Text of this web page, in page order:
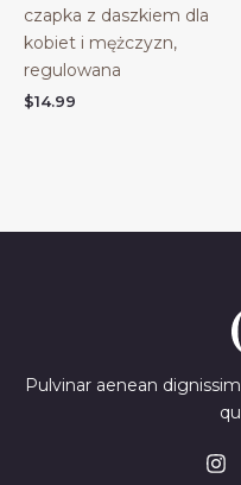
czapka z daszkiem dla
kobiet i mężczyzn,
regulowana
$14.99
Pulvinar aenean